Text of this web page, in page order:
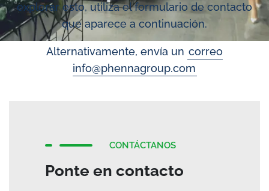
explorar esto, utiliza el formulario de contacto
que aparece a continuación.
Alternativamente, envía un correo
info@phennagroup.com
CONTÁCTANOS
Ponte en contacto